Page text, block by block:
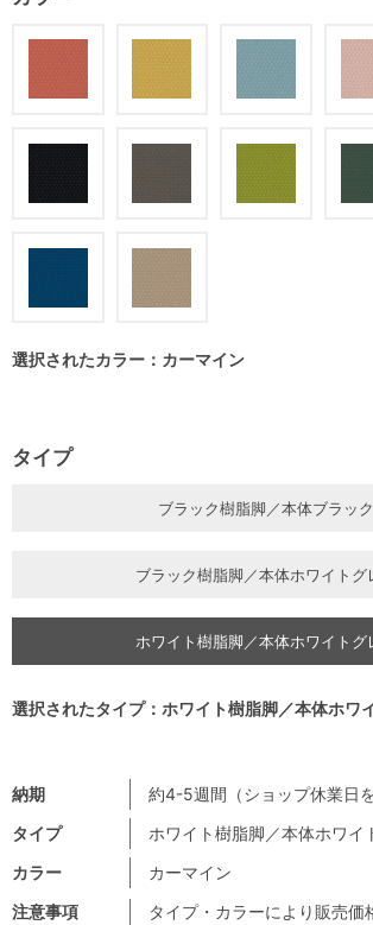
注意事項
タイプ・カラーにより販売価
納期
約4-5週間（ショップ休業日を
タイプ
ホワイト樹脂脚／本体ホワイ
カラー
カーマイン
選択されたカラー：カーマイン
タイプ
ブラック樹脂脚／本体ブラック
ブラック樹脂脚／本体ホワイトグ
ホワイト樹脂脚／本体ホワイトグ
選択されたタイプ：ホワイト樹脂脚／本体ホワ